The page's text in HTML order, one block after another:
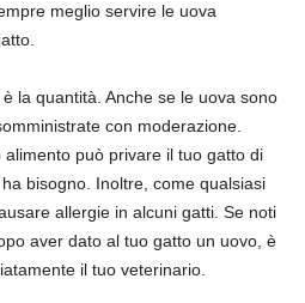
meglio servire le uova
la quantità. Anche se le uova sono
con moderazione.
può privare il tuo gatto di
bisogno. Inoltre, come qualsiasi
allergie in alcuni gatti. Se noti
aver dato al tuo gatto un uovo, è
il tuo veterinario.